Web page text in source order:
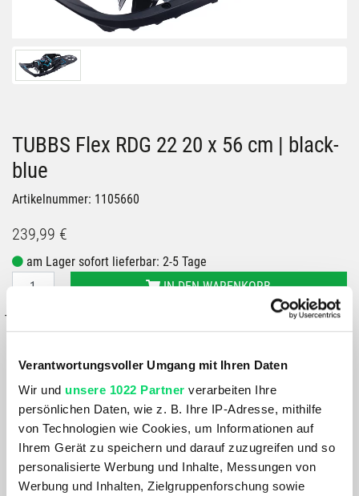
Verantwortungsvoller Umgang mit Ihren Daten
Wir und unsere 1022 Partner verarbeiten Ihre
persönlichen Daten, wie z. B. Ihre IP-Adresse, mithilfe
von Technologien wie Cookies, um Informationen auf
Ihrem Gerät zu speichern und darauf zuzugreifen und so
personalisierte Werbung und Inhalte, Messungen von
Werbung und Inhalten, Zielgruppenforschung sowie
TUBBS Flex RDG 22 20 x 56 cm | black-
blue
Artikelnummer: 1105660
239,99 €
am Lager sofort lieferbar: 2-5 Tage
IN DEN WARENKORB
– oder –
GRÖSSE VERFÜGBAR IN
Bergspezl Puch
Bergspezl Klagenfurt
Bergspezl Wörgl
Bergspezl Haid
Bergspezl Wien 7
Bergspezl Villach